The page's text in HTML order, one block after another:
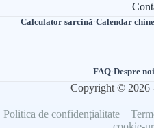
Calculator sarcină·Calendar
FAQ·Despre noi
Copyright © 2026
Politica de confidențialitate